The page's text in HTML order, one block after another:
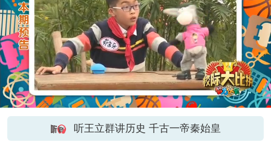
听王立群讲历史 千古一帝秦始皇